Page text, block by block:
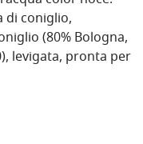
di coniglio,
(80% Bologna,
levigata, pronta per